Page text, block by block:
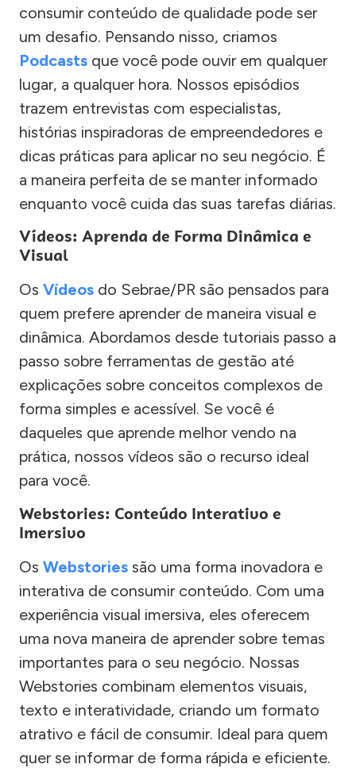
consumir conteúdo de qualidade pode ser
um desafio. Pensando nisso, criamos
Podcasts que você pode ouvir em qualquer
lugar, a qualquer hora. Nossos episódios
trazem entrevistas com especialistas,
histórias inspiradoras de empreendedores e
dicas práticas para aplicar no seu negócio. É
a maneira perfeita de se manter informado
enquanto você cuida das suas tarefas diárias.
Vídeos: Aprenda de Forma Dinâmica e
Visual
Os Vídeos do Sebrae/PR são pensados para
quem prefere aprender de maneira visual e
dinâmica. Abordamos desde tutoriais passo a
passo sobre ferramentas de gestão até
explicações sobre conceitos complexos de
forma simples e acessível. Se você é
daqueles que aprende melhor vendo na
prática, nossos vídeos são o recurso ideal
para você.
Webstories: Conteúdo Interativo e
Imersivo
Os Webstories são uma forma inovadora e
interativa de consumir conteúdo. Com uma
experiência visual imersiva, eles oferecem
uma nova maneira de aprender sobre temas
importantes para o seu negócio. Nossas
Webstories combinam elementos visuais,
texto e interatividade, criando um formato
atrativo e fácil de consumir. Ideal para quem
quer se informar de forma rápida e eficiente.